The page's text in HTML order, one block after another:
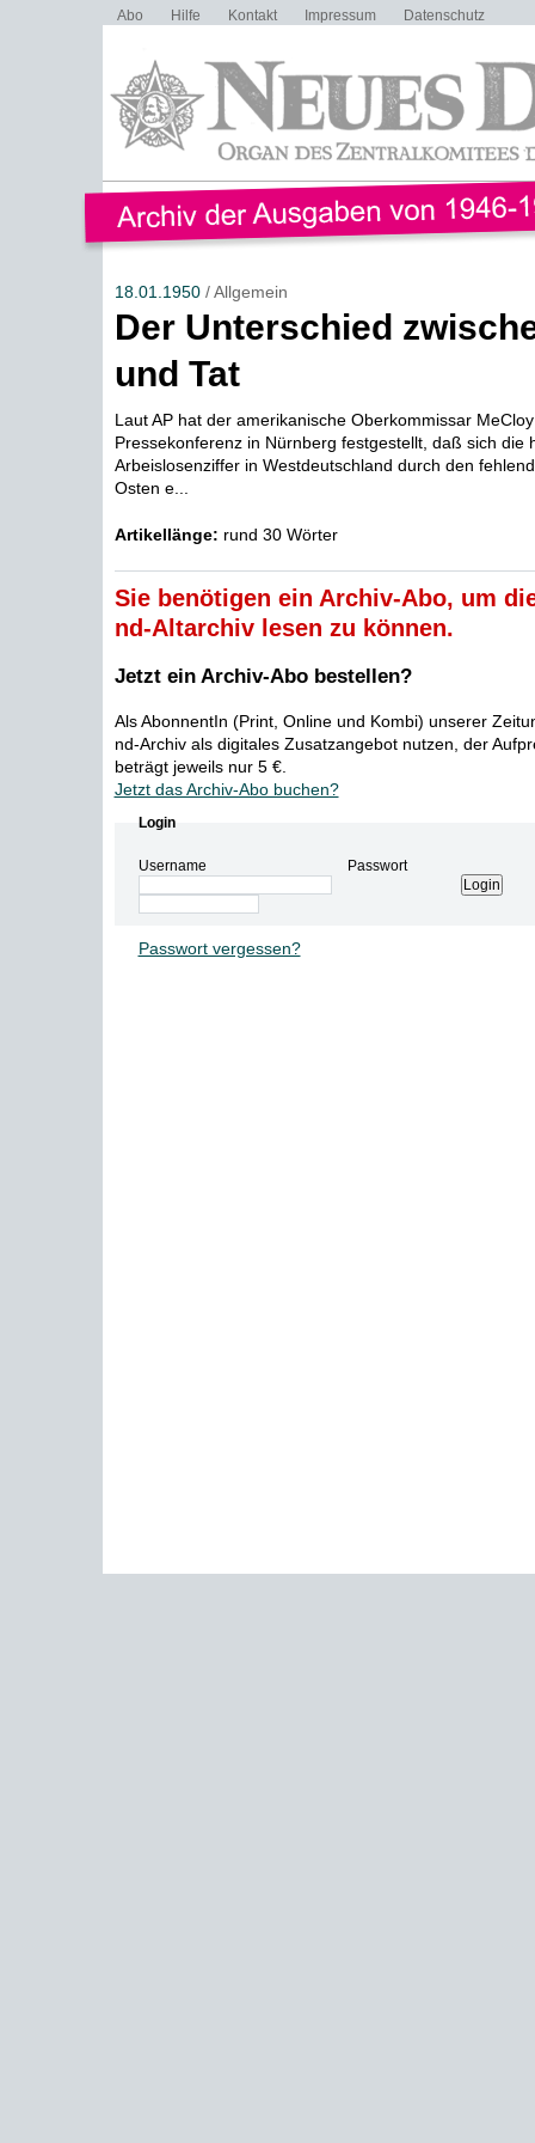
Abo Hilfe Kontakt Impressum Datenschutz
18.01.1950/ Allgemein
Der Unterschied
und Tat
Laut AP hat der amerikanische Oberkommissar
Pressekonferenz in Nürnberg festgestellt, daß sich die
Arbeislosenziffer in Westdeutschland durch den
Osten e...
Artikellänge: rund 30 Wörter
Sie benötigen ein Archiv-Abo, um
nd-Altarchiv lesen zu können.
Jetzt ein Archiv-Abo bestellen?
Als AbonnentIn (Print, Online und Kombi) unserer
nd-Archiv als digitales Zusatzangebot nutzen, der
beträgt jeweils nur 5 €.
Jetzt das Archiv-Abo buchen?
Login
Username Passwort
Passwort vergessen?